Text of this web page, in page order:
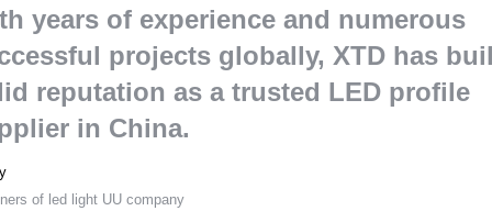
years of experience and numerous
projects globally,XTD has
reputation as a trusted LED profile
in China.
of led light UU company